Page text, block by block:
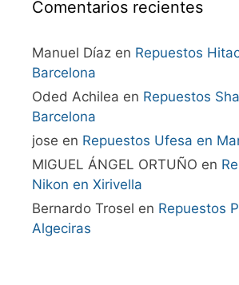
Comentarios recientes
Manuel Díaz en Repuestos
Barcelona
Oded Achilea en Repuestos
Barcelona
jose en Repuestos Ufesa en
MIGUEL ÁNGEL ORTUÑO en
Nikon en Xirivella
Bernardo Trosel en Repuestos
Algeciras